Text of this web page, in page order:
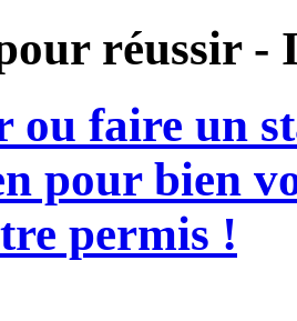
réussir -
ou faire un
pour bien
permis !